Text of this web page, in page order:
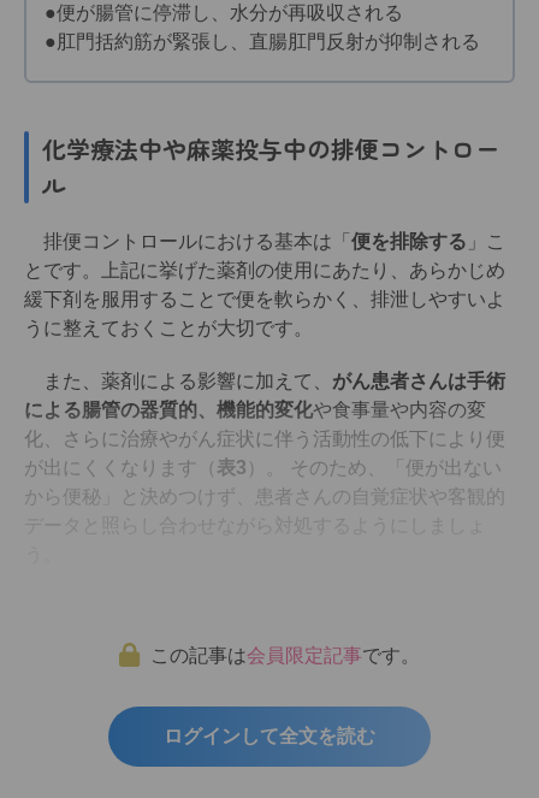
●便が腸管に停滞し、水分が再吸収される
●肛門括約筋が緊張し、直腸肛門反射が抑制される
化学療法中や麻薬投与中の排便コントロー
ル
排便コントロールにおける基本は「 便を排除する 」こ
とです。上記に挙げた薬剤の使用にあたり、あらかじめ
緩下剤を服用することで便を軟らかく、排泄しやすいよ
うに整えておくことが大切です。
また、薬剤による影響に加えて、 がん患者さんは手術
による腸管の器質的、機能的変化や食事量や内容の変
化、さらに治療やがん症状に伴う活動性の低下により便
が出にくくなります（ 表3 ）。 そのため、「便が出ない
から便秘」と決めつけず、患者さんの自覚症状や客観的
データと照らし合わせながら対処するようにしましょ
この記事は会員限定記事です。
ログインして全文を読む